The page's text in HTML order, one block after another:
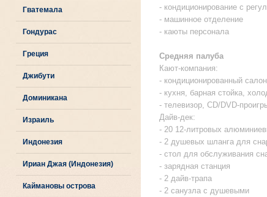
Гватемала
Гондурас
Греция
Джибути
Доминикана
Израиль
Индонезия
Ириан Джая (Индонезия)
Каймановы острова
- кондиционирование с
- машинное отделение
- каюты персонала
Средняя палуба
Кают-компания:
- кондиционированный
- кухня, барная стойка,
- телевизор, CD/DVD-
Дайв-дек:
- 20 12-литровых
- 2 душевых шланга для
- стол для обслуживания
- зарядная станция
- 2 дайв-трапа
- 2 санузла с душевыми